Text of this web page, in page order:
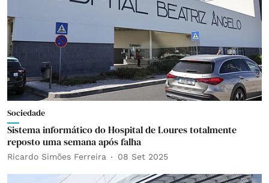
Sociedade
Sistema informático do Hospital de Loures totalmente
reposto uma semana após falha
Ricardo Simões Ferreira 08 Set 2025